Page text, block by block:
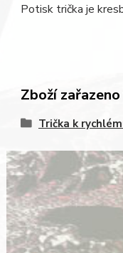
Potisk trička je
Zboží
Trička k